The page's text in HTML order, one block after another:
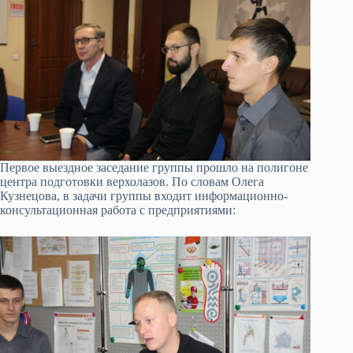
Первое выездное заседание группы прошло на полигоне
центра подготовки верхолазов. По словам Олега
Кузнецова, в задачи группы входит информационно-
консультационная работа с предприятиями: